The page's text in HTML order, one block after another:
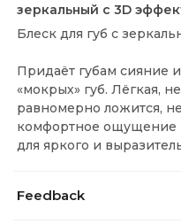
зеркальный с 3D
Блеск для губ с
Придаёт губам сияние
«мокрых» губ. Лёгкая,
равномерно ложится,
комфортное ощущение
для яркого и
Feedback